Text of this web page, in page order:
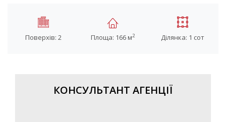
Поверхів: 2 Площа: 166 м2 Ділянка: 1 сот
КОНСУЛЬТАНТ АГЕНЦІЇ